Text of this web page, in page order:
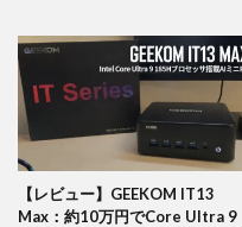
【レビュー】GEEKOM IT13
Max：約10万円でCore Ultra 9